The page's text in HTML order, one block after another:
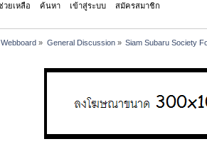
วยเหลือ ค้นหา เข้าสู่ระบบ สมัครสมาชิก
» General Discussion» Siam Subaru Society